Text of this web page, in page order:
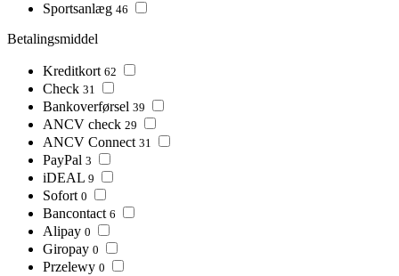
Sportsanlæg 46
Betalingsmiddel
Kreditkort 62
Check 31
Bankoverførsel 39
ANCV check 29
ANCV Connect 31
PayPal 3
iDEAL 9
Sofort 0
Bancontact 6
Alipay 0
Giropay 0
Przelewy 0